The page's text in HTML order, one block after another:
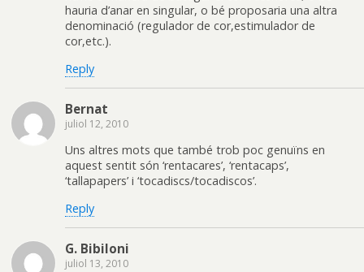
hauria d’anar en singular, o bé proposaria una altra
denominació (regulador de cor,estimulador de
cor,etc.).
Reply
Bernat
juliol 12, 2010
Uns altres mots que també trob poc genuïns en
aquest sentit són ‘rentacares’, ‘rentacaps’,
‘tallapapers’ i ‘tocadiscs/tocadiscos’.
Reply
G. Bibiloni
juliol 13, 2010